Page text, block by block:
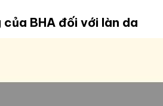
của BHA đối với làn da